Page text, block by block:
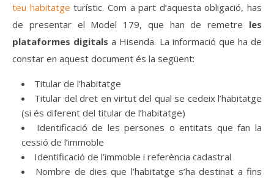
teu habitatge turístic. Com a part d’aquesta obligació, has
de presentar el Model 179, que han de remetre les
plataformes digitals a Hisenda. La informació que ha de
constar en aquest document és la següent:
Titular de l’habitatge
Titular del dret en virtut del qual se cedeix l’habitatge
(si és diferent del titular de l’habitatge)
Identificació de les persones o entitats que fan la
cessió de l’immoble
Identificació de l’immoble i referència cadastral
Nombre de dies que l’habitatge s’ha destinat a fins